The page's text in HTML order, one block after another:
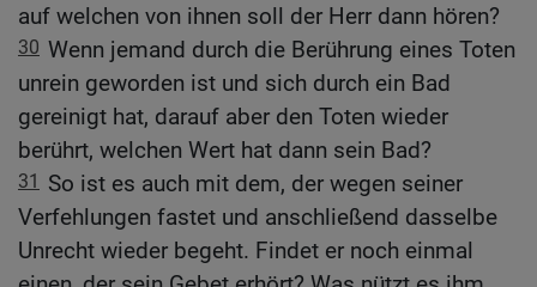
auf welchen von ihnen soll der Herr dann hören?
30 Wenn jemand durch die Berührung eines Toten
unrein geworden ist und sich durch ein Bad
gereinigt hat, darauf aber den Toten wieder
berührt, welchen Wert hat dann sein Bad?
31 So ist es auch mit dem, der wegen seiner
Verfehlungen fastet und anschließend dasselbe
Unrecht wieder begeht. Findet er noch einmal